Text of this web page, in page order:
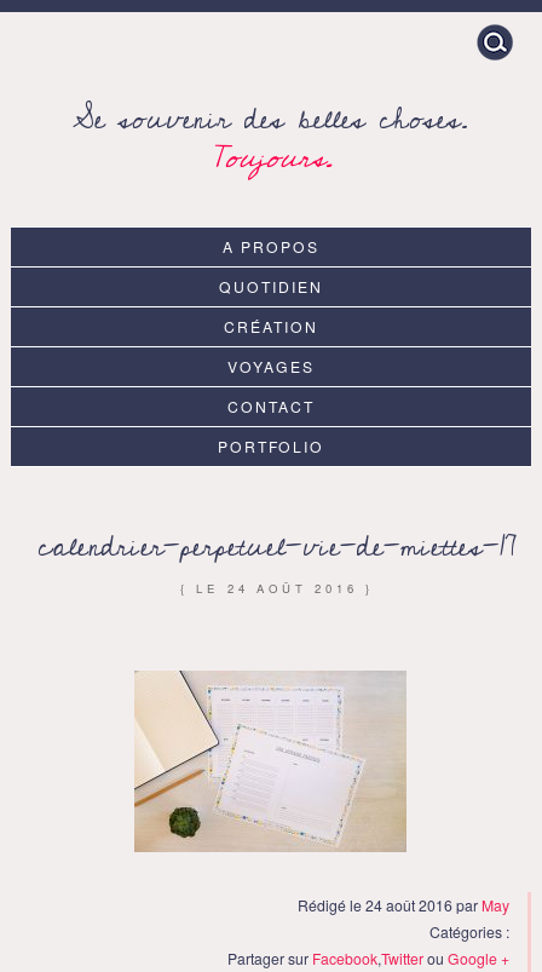
Search
for:
Se souvenir des belles choses.
Toujours.
A PROPOS
QUOTIDIEN
CRÉATION
VOYAGES
CONTACT
PORTFOLIO
calendrier-perpetuel-vie-de-miettes-17
{ LE 24 AOÛT 2016 }
Rédigé le 24 août 2016 par May
Catégories :
Partager sur Facebook,TwitterouGoogle +